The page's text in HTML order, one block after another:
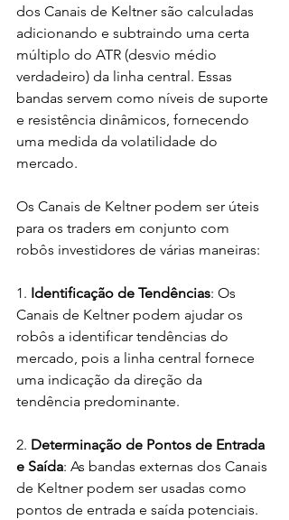
dos Canais de Keltner são calculadas
adicionando e subtraindo uma certa
múltiplo do ATR (desvio médio
verdadeiro) da linha central. Essas
bandas servem como níveis de suporte
e resistência dinâmicos, fornecendo
uma medida da volatilidade do
mercado.
Os Canais de Keltner podem ser úteis
para os traders em conjunto com
robôs investidores de várias maneiras:
1. Identificação de Tendências: Os
Canais de Keltner podem ajudar os
robôs a identificar tendências do
mercado, pois a linha central fornece
uma indicação da direção da
tendência predominante.
2. Determinação de Pontos de Entrada
e Saída: As bandas externas dos Canais
de Keltner podem ser usadas como
pontos de entrada e saída potenciais.